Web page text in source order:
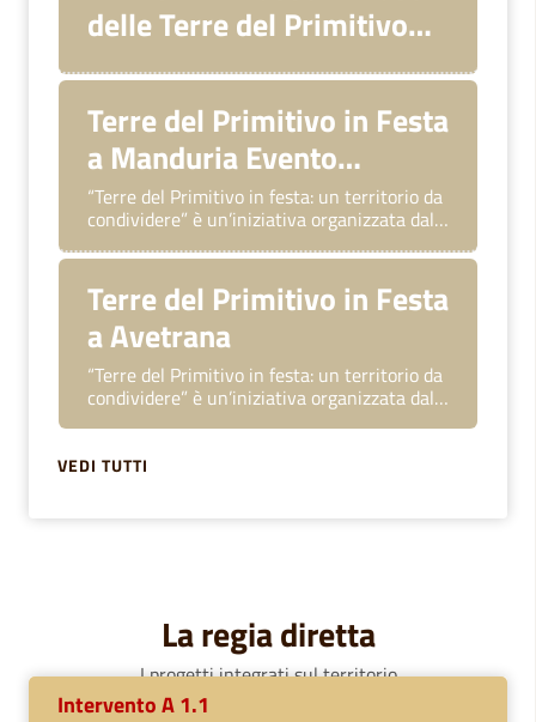
delle Terre del Primitivo
Fruibilità e Sostenibilità al
servizio di TUTTI
Terre del Primitivo in Festa
a Manduria Evento
Conclusivo
“Terre del Primitivo in festa: un territorio da
condividere” è un’iniziativa organizzata dal
progetto a regia diretta Intervento A
Terre del Primitivo in Festa
a Avetrana
“Terre del Primitivo in festa: un territorio da
condividere” è un’iniziativa organizzata dal
VEDI TUTTI
La regia diretta
I progetti integrati sul territorio
Intervento A 1.1